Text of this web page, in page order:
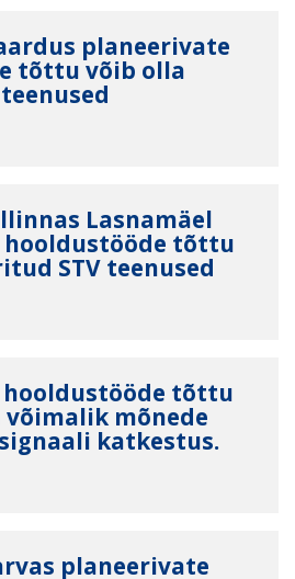
planeerivate
tõttu võib olla
Lasnamäel
tõttu
STV teenused
hooldustööde tõttu
võimalik mõnede
katkestus.
planeerivate